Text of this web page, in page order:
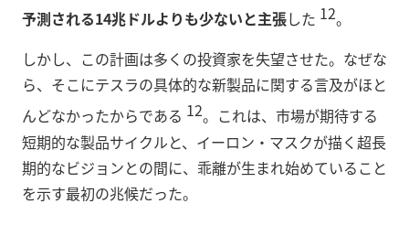
予測される14兆ドルよりも少ないと主張した 12。
しかし、この計画は多くの投資家を失望させた。なぜな
ら、そこにテスラの具体的な新製品に関する言及がほと
んどなかったからである 12。これは、市場が期待する
短期的な製品サイクルと、イーロン・マスクが描く超長
期的なビジョンとの間に、乖離が生まれ始めていること
を示す最初の兆候だった。